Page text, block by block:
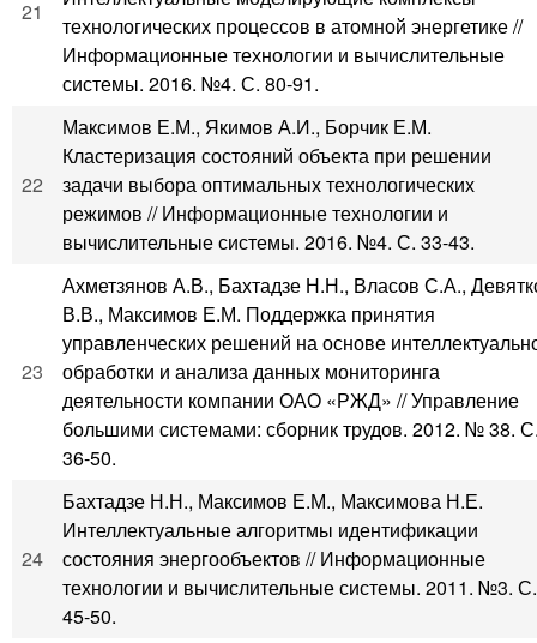
21
технологических процессов в атомной энергетике //
Информационные технологии и вычислительные
системы. 2016. №4. С. 80-91.
22
Максимов Е.М., Якимов А.И., Борчик Е.М.
Кластеризация состояний объекта при решении
задачи выбора оптимальных технологических
режимов // Информационные технологии и
вычислительные системы. 2016. №4. С. 33-43.
23
Ахметзянов А.В., Бахтадзе Н.Н., Власов С.А.,
В.В., Максимов Е.М. Поддержка принятия
управленческих решений на основе
обработки и анализа данных мониторинга
деятельности компании ОАО «РЖД» // Управление
большими системами: сборник трудов. 2012. № 38.
36-50.
24
Бахтадзе Н.Н., Максимов Е.М., Максимова Н.Е.
Интеллектуальные алгоритмы идентификации
состояния энергообъектов // Информационные
технологии и вычислительные системы. 2011. №3. С.
45-50.